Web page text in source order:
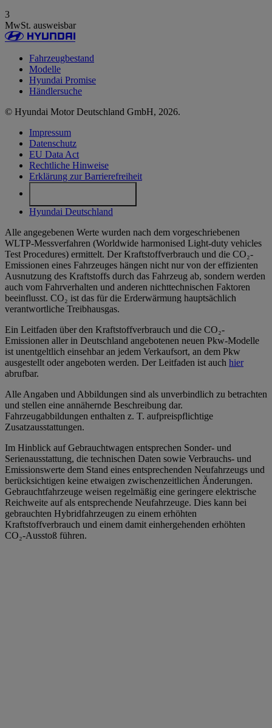
3
MwSt. ausweisbar
Fahrzeugbestand
Modelle
Hyundai Promise
Händlersuche
© Hyundai Motor Deutschland GmbH, 2026.
Impressum
Datenschutz
EU Data Act
Rechtliche Hinweise
Erklärung zur Barrierefreiheit
Hyundai Deutschland
Alle angegebenen Werte wurden nach dem vorgeschriebenen
WLTP-Messverfahren (Worldwide harmonised Light-duty vehicles
Test Procedures) ermittelt. Der Kraftstoffverbrauch und die CO₂-
Emissionen eines Fahrzeuges hängen nicht nur von der effizienten
Ausnutzung des Kraftstoffs durch das Fahrzeug ab, sondern werden
auch vom Fahrverhalten und anderen nichttechnischen Faktoren
beeinflusst. CO₂ ist das für die Erderwärmung hauptsächlich
verantwortliche Treibhausgas.
Ein Leitfaden über den Kraftstoffverbrauch und die CO₂-
Emissionen aller in Deutschland angebotenen neuen Pkw-Modelle
ist unentgeltlich einsehbar an jedem Verkaufsort, an dem Pkw
ausgestellt oder angeboten werden. Der Leitfaden ist auch hier
abrufbar.
Alle Angaben und Abbildungen sind als unverbindlich zu betrachten
und stellen eine annähernde Beschreibung dar.
Fahrzeugabbildungen enthalten z. T. aufpreispflichtige
Zusatzausstattungen.
Im Hinblick auf Gebrauchtwagen entsprechen Sonder- und
Serienausstattung, die technischen Daten sowie Verbrauchs- und
Emissionswerte dem Stand eines entsprechenden Neufahrzeugs und
berücksichtigen keine etwaigen zwischenzeitlichen Änderungen.
Gebrauchtfahrzeuge weisen regelmäßig eine geringere elektrische
Reichweite auf als entsprechende Neufahrzeuge. Dies kann bei
gebrauchten Hybridfahrzeugen zu einem erhöhten
Kraftstoffverbrauch und einem damit einhergehenden erhöhten
CO₂-Ausstoß führen.